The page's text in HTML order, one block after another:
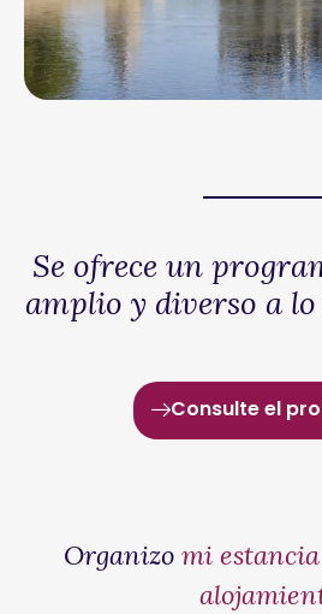
Se ofrece un
amplio y diverso a
Consulte el
Organizo mi estancia